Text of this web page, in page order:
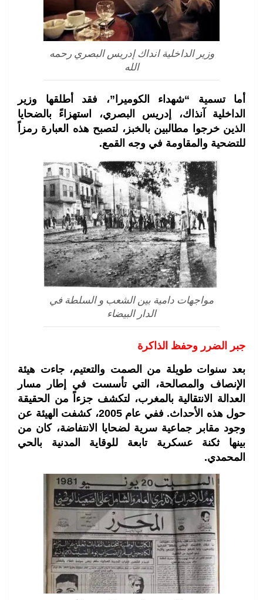
وزير الداخلية انداك إدريس البصري رحمه
الله
أما تسمية “شهداء الكوميرا”، فقد أطلقها وزير
الداخلية آنذاك، إدريس البصري، استهزاءً بالضحايا
الذين خرجوا مطالبين بالخبز، لتصبح هذه العبارة رمزاً
للتضحية والمقاومة في وجه القمع.
مواجهات دامية بين الشعب و السلطة في
الدار البيضاء
جبر الضرر وحفظ الذاكرة
بعد سنوات طويلة من الصمت والتعتيم، جاءت هيئة
الإنصاف والمصالحة، التي تأسست في إطار مسار
العدالة الانتقالية بالمغرب، لتكشف جزءاً من الحقيقة
حول هذه الأحداث. ففي عام 2005، كشفت الهيئة عن
وجود مقابر جماعية سرية لضحايا الانتفاضة، كان من
بينها ثكنة عسكرية تابعة للوقاية المدنية بالحي
المحمدي.